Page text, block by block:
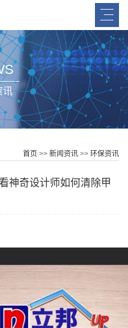
讯
首页 >> 新闻资讯 >> 环保资讯
神奇设计师如何清除甲